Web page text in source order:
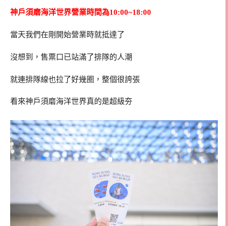
神戶須磨海洋世界營業時間為10:00~18:00
當天我們在剛開始營業時就抵達了
沒想到，售票口已站滿了排隊的人潮
就連排隊線也拉了好幾圈，整個很誇張
看來神戶須磨海洋世界真的是超級夯